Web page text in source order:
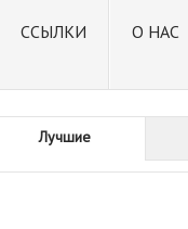
ССЫЛКИ О НАС
Лучшие